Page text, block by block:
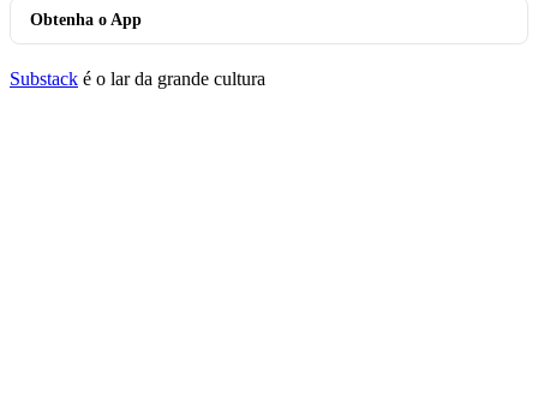
Obtenha o App
Substack é o lar da grande cultura